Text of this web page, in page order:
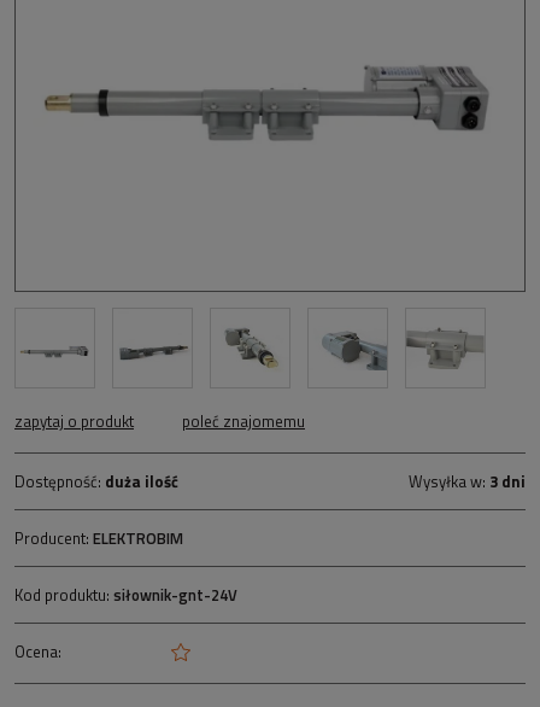
zapytaj o produkt poleć znajomemu
Dostępność: duża ilość Wysyłka w: 3 dni
Producent: ELEKTROBIM
Kod produktu: siłownik-gnt-24V
Ocena: